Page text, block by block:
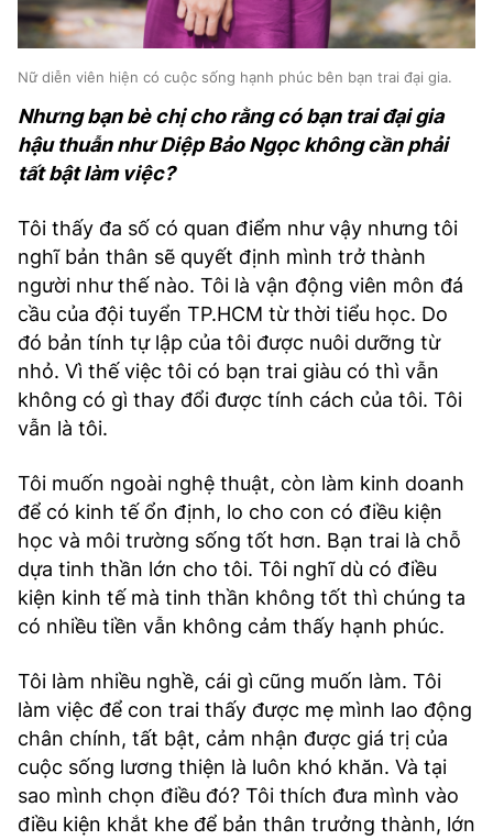
Nữ diễn viên hiện có cuộc sống hạnh phúc bên bạn trai đại gia.
Nhưng bạn bè chị cho rằng có bạn trai đại gia
hậu thuẫn như Diệp Bảo Ngọc không cần phải
tất bật làm việc?
Tôi thấy đa số có quan điểm như vậy nhưng tôi
nghĩ bản thân sẽ quyết định mình trở thành
người như thế nào. Tôi là vận động viên môn đá
cầu của đội tuyển TP.HCM từ thời tiểu học. Do
đó bản tính tự lập của tôi được nuôi dưỡng từ
nhỏ. Vì thế việc tôi có bạn trai giàu có thì vẫn
không có gì thay đổi được tính cách của tôi. Tôi
vẫn là tôi.
Tôi muốn ngoài nghệ thuật, còn làm kinh doanh
để có kinh tế ổn định, lo cho con có điều kiện
học và môi trường sống tốt hơn. Bạn trai là chỗ
dựa tinh thần lớn cho tôi. Tôi nghĩ dù có điều
kiện kinh tế mà tinh thần không tốt thì chúng ta
có nhiều tiền vẫn không cảm thấy hạnh phúc.
Tôi làm nhiều nghề, cái gì cũng muốn làm. Tôi
làm việc để con trai thấy được mẹ mình lao động
chân chính, tất bật, cảm nhận được giá trị của
cuộc sống lương thiện là luôn khó khăn. Và tại
sao mình chọn điều đó? Tôi thích đưa mình vào
điều kiện khắt khe để bản thân trưởng thành, lớn